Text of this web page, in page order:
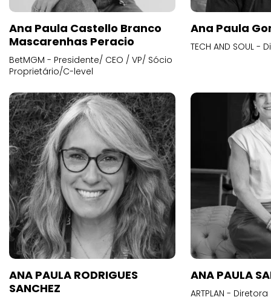
Ana Paula Castello Branco
Mascarenhas Peracio
BetMGM - Presidente/ CEO / VP/ Sócio
Proprietário/C-level
Ana Paula
TECH AND SOUL
ANA PAULA RODRIGUES
SANCHEZ
ANA PAULA
ARTPLAN -